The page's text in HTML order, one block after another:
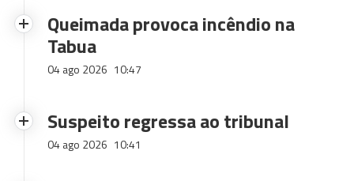
Queimada provoca incêndio na
Tabua
04 ago 2026 10:47
Suspeito regressa ao tribunal
04 ago 2026 10:41